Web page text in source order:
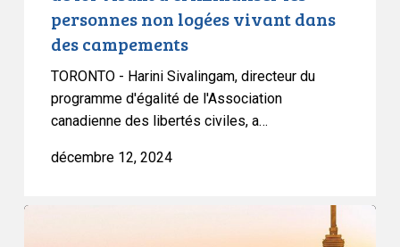
vivant
dans
campements
personnes non logées vivant dans
des campements
TORONTO - Harini Sivalingam, directeur du
programme d'égalité de l'Association
canadienne des libertés civiles, a…
décembre 12, 2024
L’ACLC